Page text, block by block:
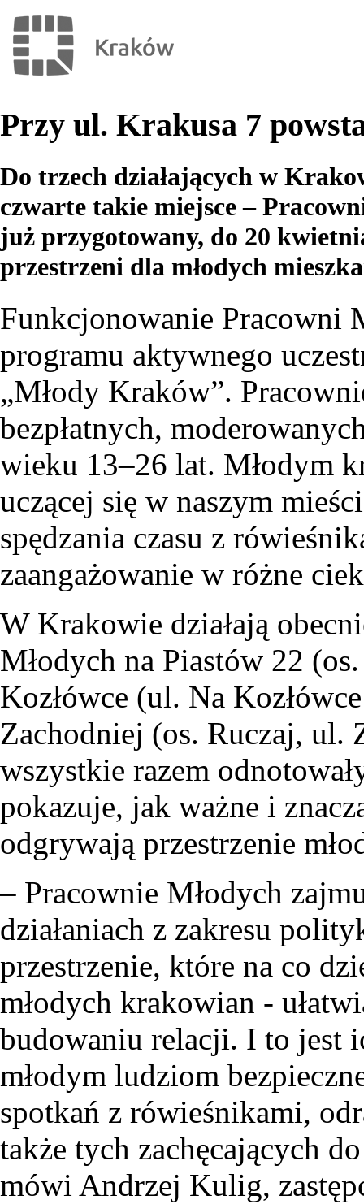
Przy ul. Krakusa 7
Do trzech działających w
czwarte takie miejsce –
już przygotowany, do 20
przestrzeni dla młodych
Funkcjonowanie Pracowni
programu aktywnego
„Młody Kraków”.
bezpłatnych,
wieku 13–26 lat. Młodym
uczącej się w naszym
spędzania czasu z
zaangażowanie w różne
W Krakowie działają
Młodych na Piastów 22
Kozłówce (ul. Na
Zachodniej (os. Ruczaj, ul.
wszystkie razem
pokazuje, jak ważne i
odgrywają przestrzenie
– Pracownie Młodych
działaniach z zakresu
przestrzenie, które na co
młodych krakowian -
budowaniu relacji. I to jest
młodym ludziom
spotkań z rówieśnikami,
także tych zachęcających
mówi Andrzej Kulig,